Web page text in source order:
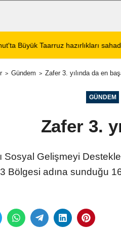
Afyon Cenaze İlanları: 7 Ağustos
Gündem Zafer 3. yılında da en
GÜNDEM
Zafer 3.
Sosyal Gelişmeyi
Bölgesi adına sunduğu